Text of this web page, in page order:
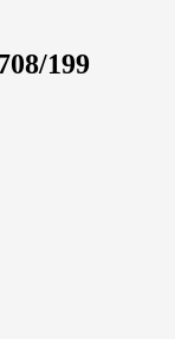
199